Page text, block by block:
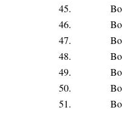
45.
46.
47.
48.
49.
50.
51.